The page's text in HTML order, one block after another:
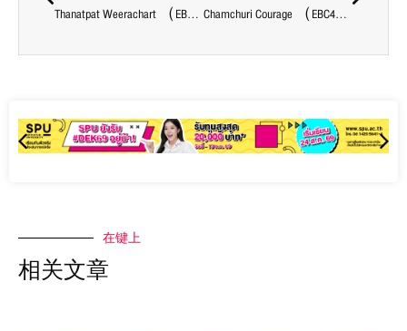
Thanatpat Weerachart （EBC41） 阿联酋航空（阿拉伯联合酋长国） 作为机组人员 Chamchuri Courage （EBC47）出口销售
在键上
相关文章